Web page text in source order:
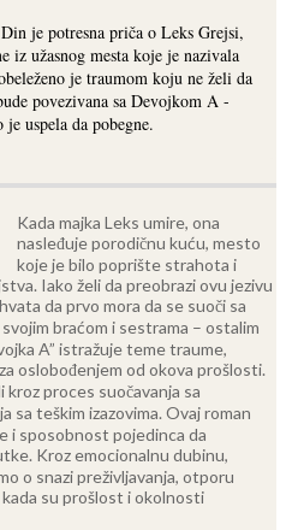
je potresna priča o Leks Grejsi,
iz užasnog mesta koje je nazivala
je traumom koju ne želi da
povezivana sa Devojkom A -
uspela da pobegne.
Kada majka Leks umire, ona
nasleđuje porodičnu kuću, mesto
koje je bilo poprište strahota i
Iako želi da preobrazi ovu jezivu
da prvo mora da se suoči sa
braćom i sestrama – ostalim
A” istražuje teme traume,
oslobođenjem od okova prošlosti.
kroz proces suočavanja sa
sa teškim izazovima. Ovaj roman
i sposobnost pojedinca da
Kroz emocionalnu dubinu,
o snazi preživljavanja, otporu
kada su prošlost i okolnosti